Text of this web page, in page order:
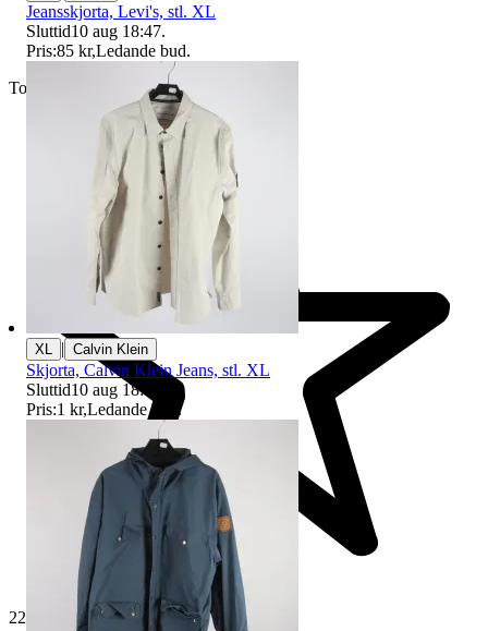
Toppsäljare
229 448 omdömen
Jeansskjorta, Levi's, stl. XL
Sluttid10 aug 18:47.
Pris:85 kr,Ledande bud.
XL | Calvin Klein
Skjorta, Calvin Klein Jeans, stl. XL
Sluttid10 aug 18:46
Pris:1 kr,Ledande bud .